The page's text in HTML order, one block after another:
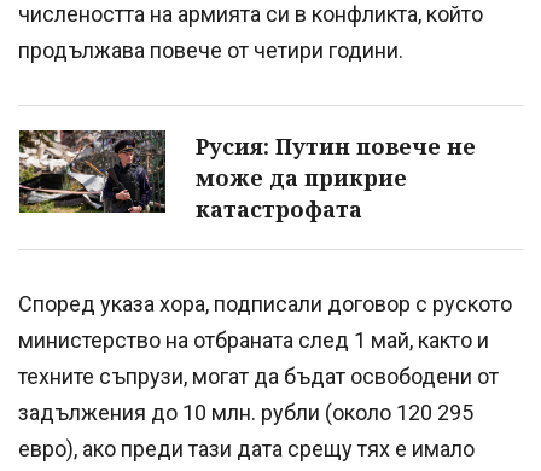
числеността на армията си в конфликта, който
продължава повече от четири години.
Русия: Путин повече не
може да прикрие
катастрофата
Според указа хора, подписали договор с руското
министерство на отбраната след 1 май, както и
техните съпрузи, могат да бъдат освободени от
задължения до 10 млн. рубли (около 120 295
евро), ако преди тази дата срещу тях е имало